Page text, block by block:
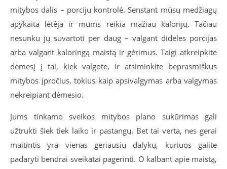
mitybos dalis – porcijų kontrolė. Senstant mūsų medžiagų
apykaita lėtėja ir mums reikia mažiau kalorijų. Tačiau
nesunku jų suvartoti per daug – valgant dideles porcijas
arba valgant kaloringą maistą ir gėrimus. Taigi atkreipkite
dėmesį į tai, kiek valgote, ir atsiminkite beprasmiškus
mitybos įpročius, tokius kaip apsivalgymas arba valgymas
nekreipiant dėmesio.
Jums tinkamo sveikos mitybos plano sukūrimas gali
užtrukti šiek tiek laiko ir pastangų. Bet tai verta, nes gerai
maitintis yra vienas geriausių dalykų, kuriuos galite
padaryti bendrai sveikatai pagerinti. O kalbant apie maistą,